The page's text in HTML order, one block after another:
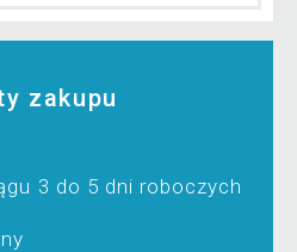
zakupu
3 do 5 dni roboczych